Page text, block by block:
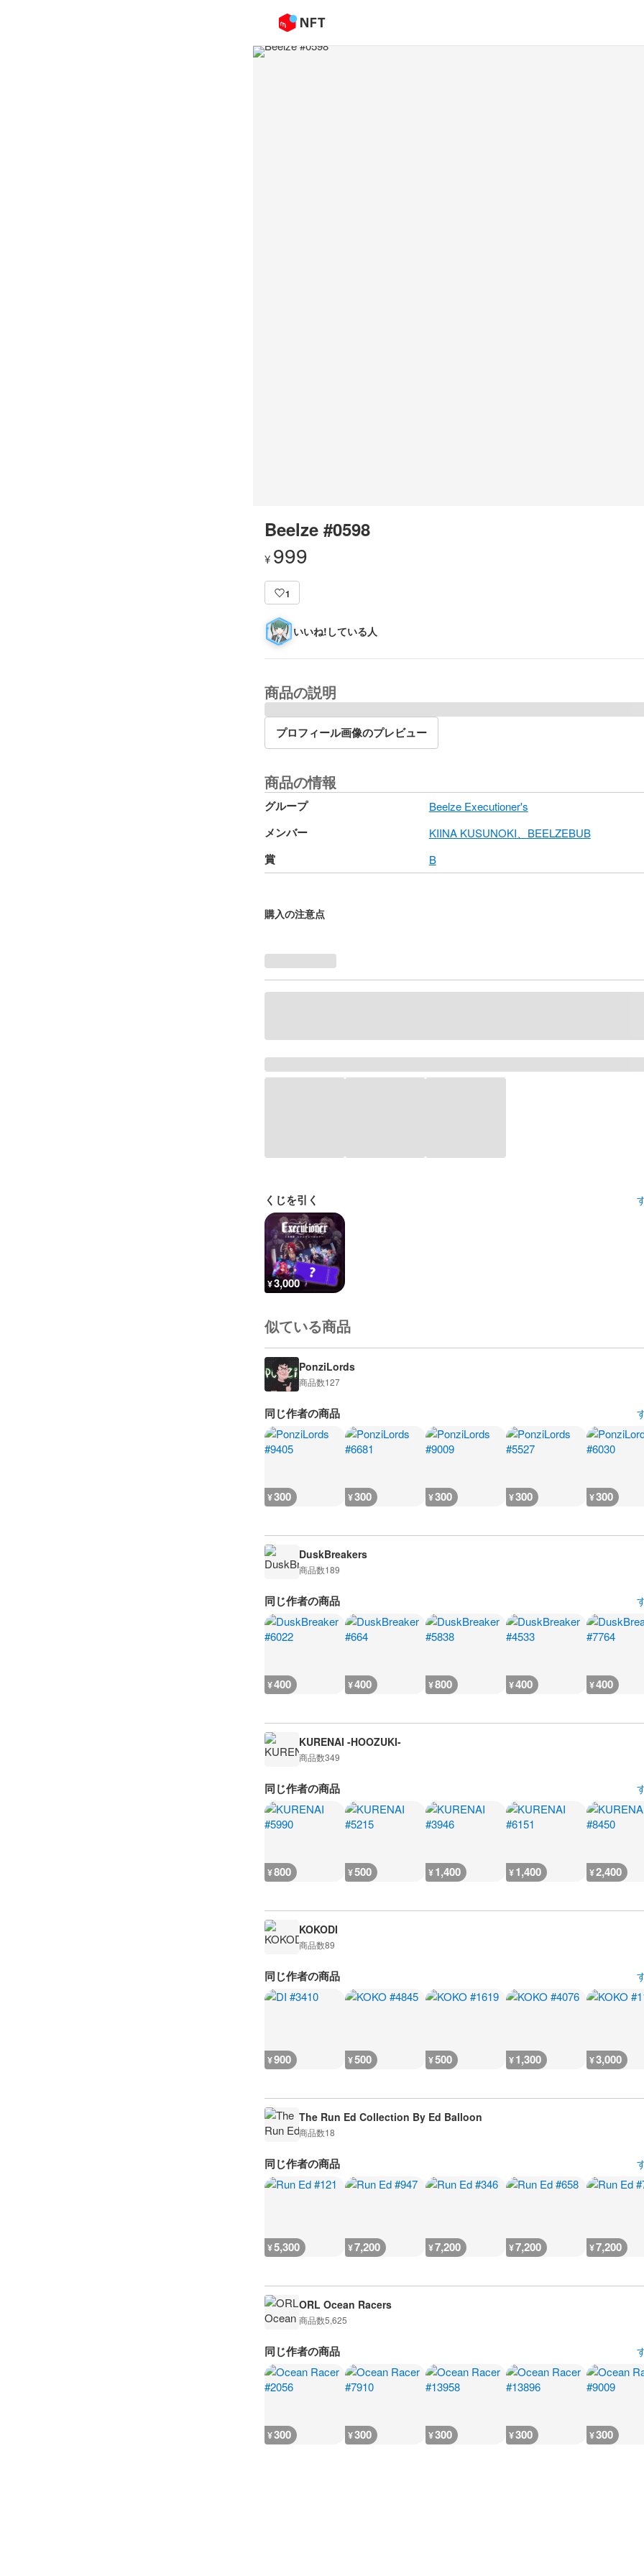
Beelze #0598
¥ 999
1
いいね!している人
商品の説明
プロフィール画像のプレビュー
商品の情報
グループ Beelze Executioner's
メンバー KIINA KUSUNOKI、BEELZEBUB
賞 B
購入の注意点
くじを引く
¥3,000
似ている商品
PonziLords
商品数127
同じ作者の商品
¥300 ¥300 ¥300 ¥300 ¥300
DuskBreakers
商品数189
同じ作者の商品
¥400 ¥400 ¥800 ¥400 ¥400
KURENAI -HOOZUKI-
商品数349
同じ作者の商品
¥800 ¥500 ¥1,400 ¥1,400 ¥2,400
KOKODI
商品数89
同じ作者の商品
¥900 ¥500 ¥500 ¥1,300 ¥3,000
The Run Ed Collection By Ed Balloon
商品数18
同じ作者の商品
¥5,300 ¥7,200 ¥7,200 ¥7,200 ¥7,200
ORL Ocean Racers
商品数5,625
同じ作者の商品
¥300 ¥300 ¥300 ¥300 ¥300